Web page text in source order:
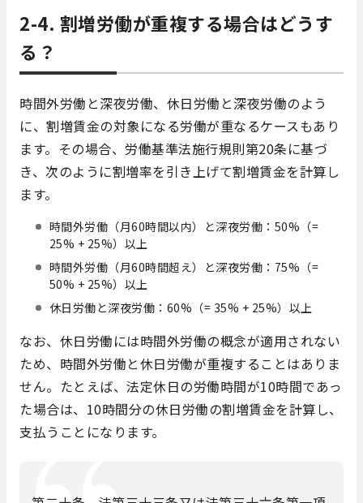
2-4. 割増労働が重複する場合はどうす
る？
時間外労働と深夜労働、休日労働と深夜労働のよう
に、割増賃金の対象になる労働が重なるケースもあり
ます。その場合、労働基準法施行規則第20条に基づ
き、次のように割増率を引き上げて割増賃金を計算し
ます。
時間外労働（月60時間以内）と深夜労働：50%（=
25% + 25%）以上
時間外労働（月60時間超え）と深夜労働：75%（=
50% + 25%）以上
休日労働と深夜労働：60%（= 35% + 25%）以上
なお、休日労働には時間外労働の概念が適用されない
ため、時間外労働と休日労働が重複することはありま
せん。たとえば、法定休日の労働時間が10時間であっ
た場合は、10時間分の休日労働の割増賃金を計算し、
支払うことになります。